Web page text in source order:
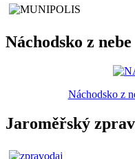
Náchodsko z nebe
Náchodsko z
Jaroměřský